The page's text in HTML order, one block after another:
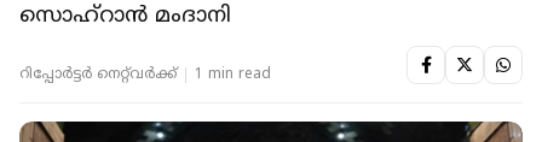
സൊഹ്‌റാന്‍ മംദാനി
റിപ്പോർട്ടർ നെറ്റ്‌വര്‍ക്ക്‌ 1 min read